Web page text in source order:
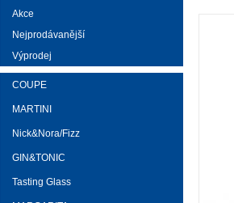
Akce
Nejprodávanější
Výprodej
COUPE
MARTINI
Nick&Nora/Fizz
GIN&TONIC
Tasting Glass